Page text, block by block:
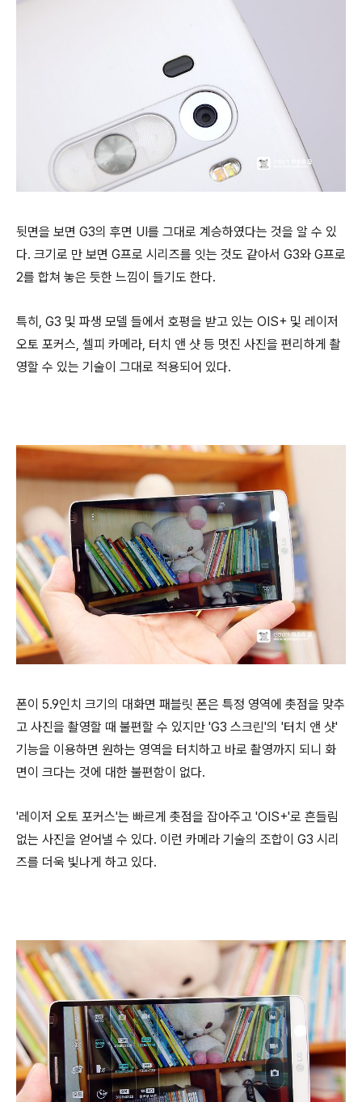
뒷면을 보면 G3의 후면 UI를 그대로 계승하였다는 것을 알 수 있
다. 크기로 만 보면 G프로 시리즈를 잇는 것도 같아서 G3와 G프로
2를 합쳐 놓은 듯한 느낌이 들기도 한다.
특히, G3 및 파생 모델 들에서 호평을 받고 있는 OIS+ 및 레이저
오토 포커스, 셀피 카메라, 터치 앤 샷 등 멋진 사진을 편리하게 촬
영할 수 있는 기술이 그대로 적용되어 있다.
폰이 5.9인치 크기의 대화면 패블릿 폰은 특정 영역에 촛점을 맞추
고 사진을 촬영할 때 불편할 수 있지만 'G3 스크린'의 '터치 앤 샷'
기능을 이용하면 원하는 영역을 터치하고 바로 촬영까지 되니 화
면이 크다는 것에 대한 불편함이 없다.
'레이저 오토 포커스'는 빠르게 촛점을 잡아주고 'OIS+'로 흔들림
없는 사진을 얻어낼 수 있다. 이런 카메라 기술의 조합이 G3 시리
즈를 더욱 빛나게 하고 있다.